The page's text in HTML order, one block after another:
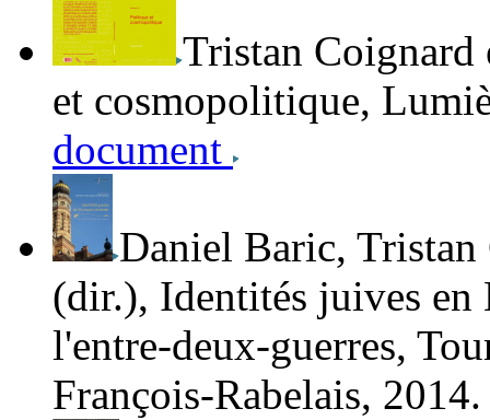
Tristan
et cosmopolitique,
document
Daniel Baric, Tristan
(dir.), Identités juives en
l'entre-deux-guerres,
François-Rabelais, 2014.